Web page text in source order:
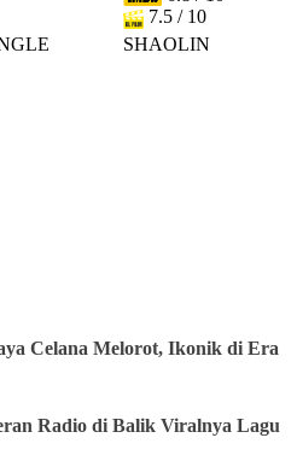
7.5 / 10
SHAOLIN
Celana Melorot, Ikonik di Era
Radio di Balik Viralnya Lagu